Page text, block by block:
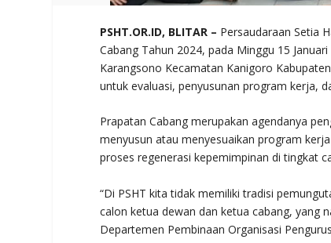
PSHT.OR.ID, BLITAR – Persaudaraan Setia
Cabang Tahun 2024, pada Minggu 15
Karangsono Kecamatan Kanigoro
untuk evaluasi, penyusunan program kerja,
Prapatan Cabang merupakan agendanya
menyusun atau menyesuaikan program
proses regenerasi kepemimpinan di tingkat
“Di PSHT kita tidak memiliki tradisi
calon ketua dewan dan ketua cabang, yang
Departemen Pembinaan Organisasi